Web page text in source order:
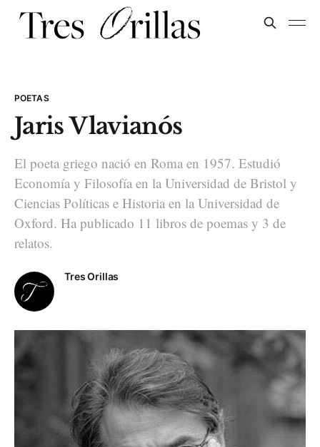
POETAS
Jaris Vlavianós
El poeta griego nació en Roma en 1957. Estudió
Economía y Filosofía en la Universidad de Bristol y
Ciencias Políticas e Historia en la Universidad de
Oxford. Ha publicado 11 libros de poemas y 3 de
relatos.
Tres Orillas